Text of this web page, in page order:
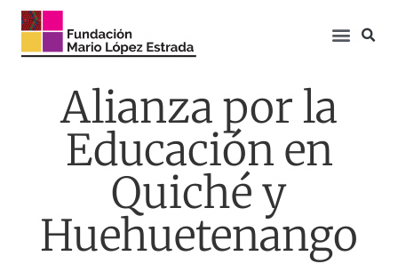
Alianza por la
Educación en
Quiché y
Huehuetenango